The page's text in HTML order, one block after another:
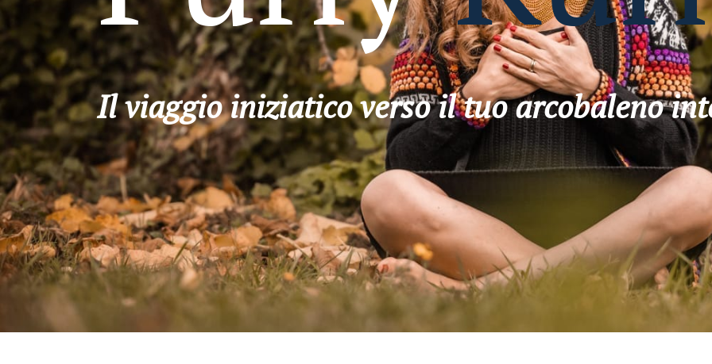
Il viaggio iniziatico verso il tuo arcobaleno